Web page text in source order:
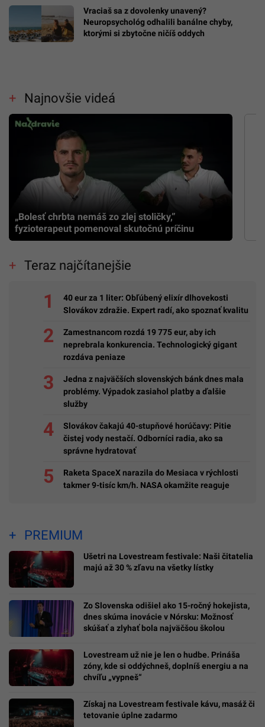
Vraciaš sa z dovolenky unavený?
Neuropsychológ odhalili banálne chyby,
ktorými si zbytočne ničíš oddych
Najnovšie videá
„Bolesť chrbta nemáš zo zlej stoličky,”
fyzioterapeut pomenoval skutočnú príčinu
Teraz najčítanejšie
40 eur za 1 liter: Obľúbený elixír dlhovekosti
Slovákov zdražie. Expert radí, ako spoznať kvalitu
Zamestnancom rozdá 19 775 eur, aby ich
neprebrala konkurencia. Technologický gigant
rozdáva peniaze
Jedna z najväčších slovenských bánk dnes mala
problémy. Výpadok zasiahol platby a ďalšie
služby
Slovákov čakajú 40-stupňové horúčavy: Pitie
čistej vody nestačí. Odborníci radia, ako sa
správne hydratovať
Raketa SpaceX narazila do Mesiaca v rýchlosti
takmer 9-tisíc km/h. NASA okamžite reaguje
PREMIUM
Ušetri na Lovestream festivale: Naši čitatelia
majú až 30 % zľavu na všetky lístky
Zo Slovenska odišiel ako 15-ročný hokejista,
dnes skúma inovácie v Nórsku: Možnosť
skúšať a zlyhať bola najväčšou školou
Lovestream už nie je len o hudbe. Prináša
zóny, kde si oddýchneš, doplníš energiu a na
chvíľu „vypneš“
Získaj na Lovestream festivale kávu, masáž či
tetovanie úplne zadarmo